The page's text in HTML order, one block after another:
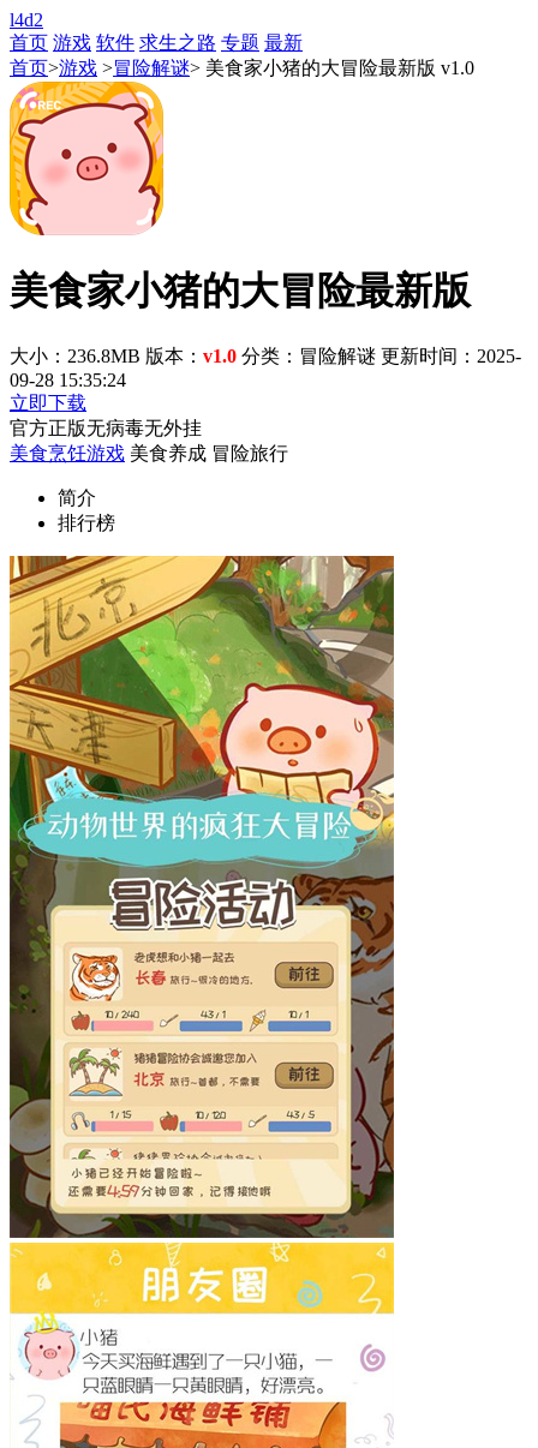
l4d2
首页 游戏 软件 求生之路 专题 最新
首页>游戏 >冒险解谜> 美食家小猪的大冒险最新版 v1.0
美食家小猪的大冒险最新版
大小：236.8MB 版本： v1.0 分类：冒险解谜 更新时间：2025-
09-28 15:35:24
立即下载
官方正版无病毒无外挂
美食烹饪游戏 美食养成 冒险旅行
简介
排行榜